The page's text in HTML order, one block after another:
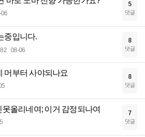
5
댓글
중입니다.
08-06
8
댓글
머부터 사야되나요 8
댓글
올리네여; 이거 감정되나여 7
댓글